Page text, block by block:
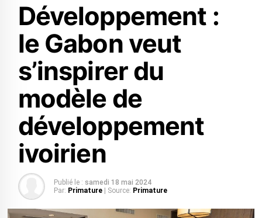
Développement :
le Gabon veut
s’inspirer du
modèle de
développement
ivoirien
Publié le : samedi 18 mai 2024
Par: Primature | Source: Primature